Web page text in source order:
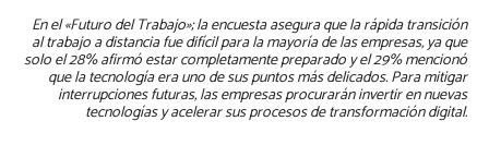
En el «Futuro del Trabajo»; la encuesta asegura que la rápida transición
al trabajo a distancia fue difícil para la mayoría de las empresas, ya que
solo el 28% afirmó estar completamente preparado y el 29% mencionó
que la tecnología era uno de sus puntos más delicados. Para mitigar
interrupciones futuras, las empresas procurarán invertir en nuevas
tecnologías y acelerar sus procesos de transformación digital.